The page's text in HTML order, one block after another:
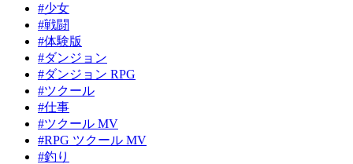
#少女
#戦闘
#体験版
#ダンジョン
#ダンジョン RPG
#ツクール
#仕事
#ツクール MV
#RPG ツクール MV
#釣り